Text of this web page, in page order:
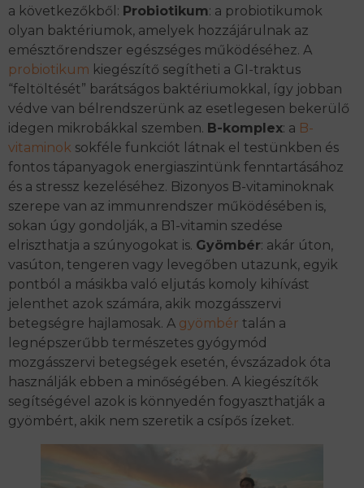
a következőkből: Probiotikum: a probiotikumok
olyan baktériumok, amelyek hozzájárulnak az
emésztőrendszer egészséges működéséhez. A
probiotikum kiegészítő segítheti a GI-traktus
“feltöltését” barátságos baktériumokkal, így jobban
védve van bélrendszerünk az esetlegesen bekerülő
idegen mikrobákkal szemben. B-komplex: a B-
vitaminok sokféle funkciót látnak el testünkben és
fontos tápanyagok energiaszintünk fenntartásához
és a stressz kezeléséhez. Bizonyos B-vitaminoknak
szerepe van az immunrendszer működésében is,
sokan úgy gondolják, a B1-vitamin szedése
elriszthatja a szúnyogokat is. Gyömbér: akár úton,
vasúton, tengeren vagy levegőben utazunk, egyik
pontból a másikba való eljutás komoly kihívást
jelenthet azok számára, akik mozgásszervi
betegségre hajlamosak. A gyömbér talán a
legnépszerűbb természetes gyógymód
mozgásszervi betegségek esetén, évszázadok óta
használják ebben a minőségében. A kiegészítők
segítségével azok is könnyedén fogyaszthatják a
gyömbért, akik nem szeretik a csípős ízeket.